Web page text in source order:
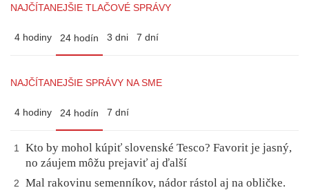
NAJČÍTANEJŠIE TLAČOVÉ SPRÁVY
4 hodiny 24 hodín 3 dni 7 dní
NAJČÍTANEJŠIE SPRÁVY NA SME
4 hodiny 24 hodín 7 dní
1
Kto by mohol kúpiť slovenské Tesco? Favorit je jasný,
no záujem môžu prejaviť aj ďalší
2
Mal rakovinu semenníkov, nádor rástol aj na obličke.